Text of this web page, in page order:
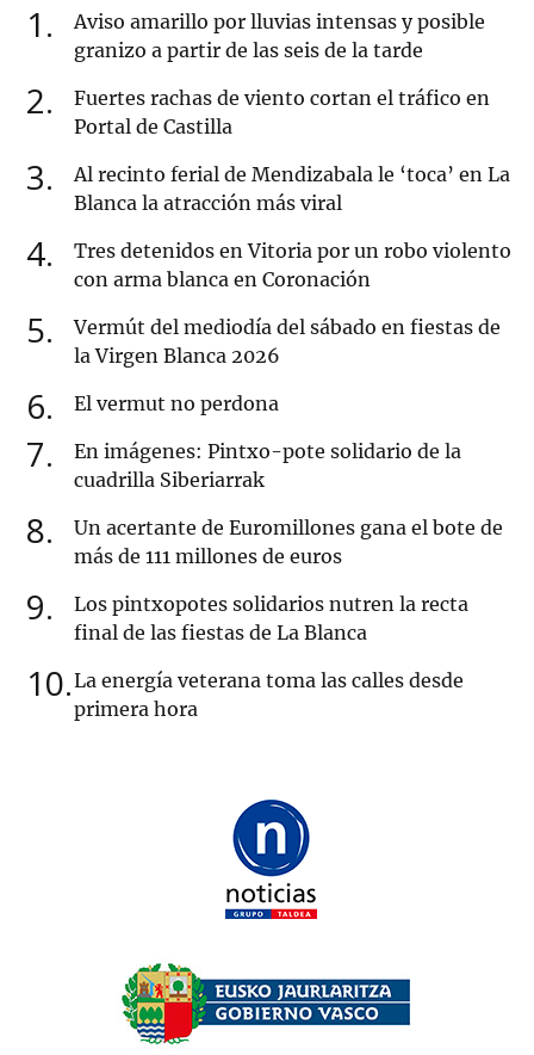
1
Aviso amarillo por lluvias intensas y posible
granizo a partir de las seis de la tarde
2
Fuertes rachas de viento cortan el tráfico en
Portal de Castilla
3
Al recinto ferial de Mendizabala le ‘toca’ en La
Blanca la atracción más viral
4
Tres detenidos en Vitoria por un robo violento
con arma blanca en Coronación
5
Vermút del mediodía del sábado en fiestas de
la Virgen Blanca 2026
6 El vermut no perdona
7
En imágenes: Pintxo-pote solidario de la
cuadrilla Siberiarrak
8
Un acertante de Euromillones gana el bote de
más de 111 millones de euros
9
Los pintxopotes solidarios nutren la recta
final de las fiestas de La Blanca
10 La energía veterana toma las calles desde
primera hora